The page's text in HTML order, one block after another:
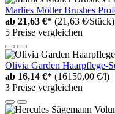
Marlies Möller Brushes
ab 21,63 €* (21,63 €/Stück)
5 Preise vergleichen
Olivia Garden Haarpflege-
ab 16,14 €* (16150,00 €/l)
3 Preise vergleichen